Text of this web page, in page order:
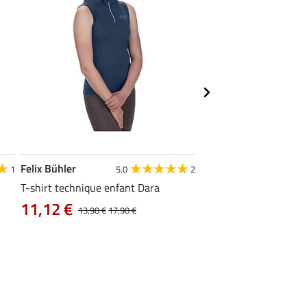
1 Felix Bühler 5.0 2
T-shirt technique enfant Dara
13,90 €17,90 €
11,12 €